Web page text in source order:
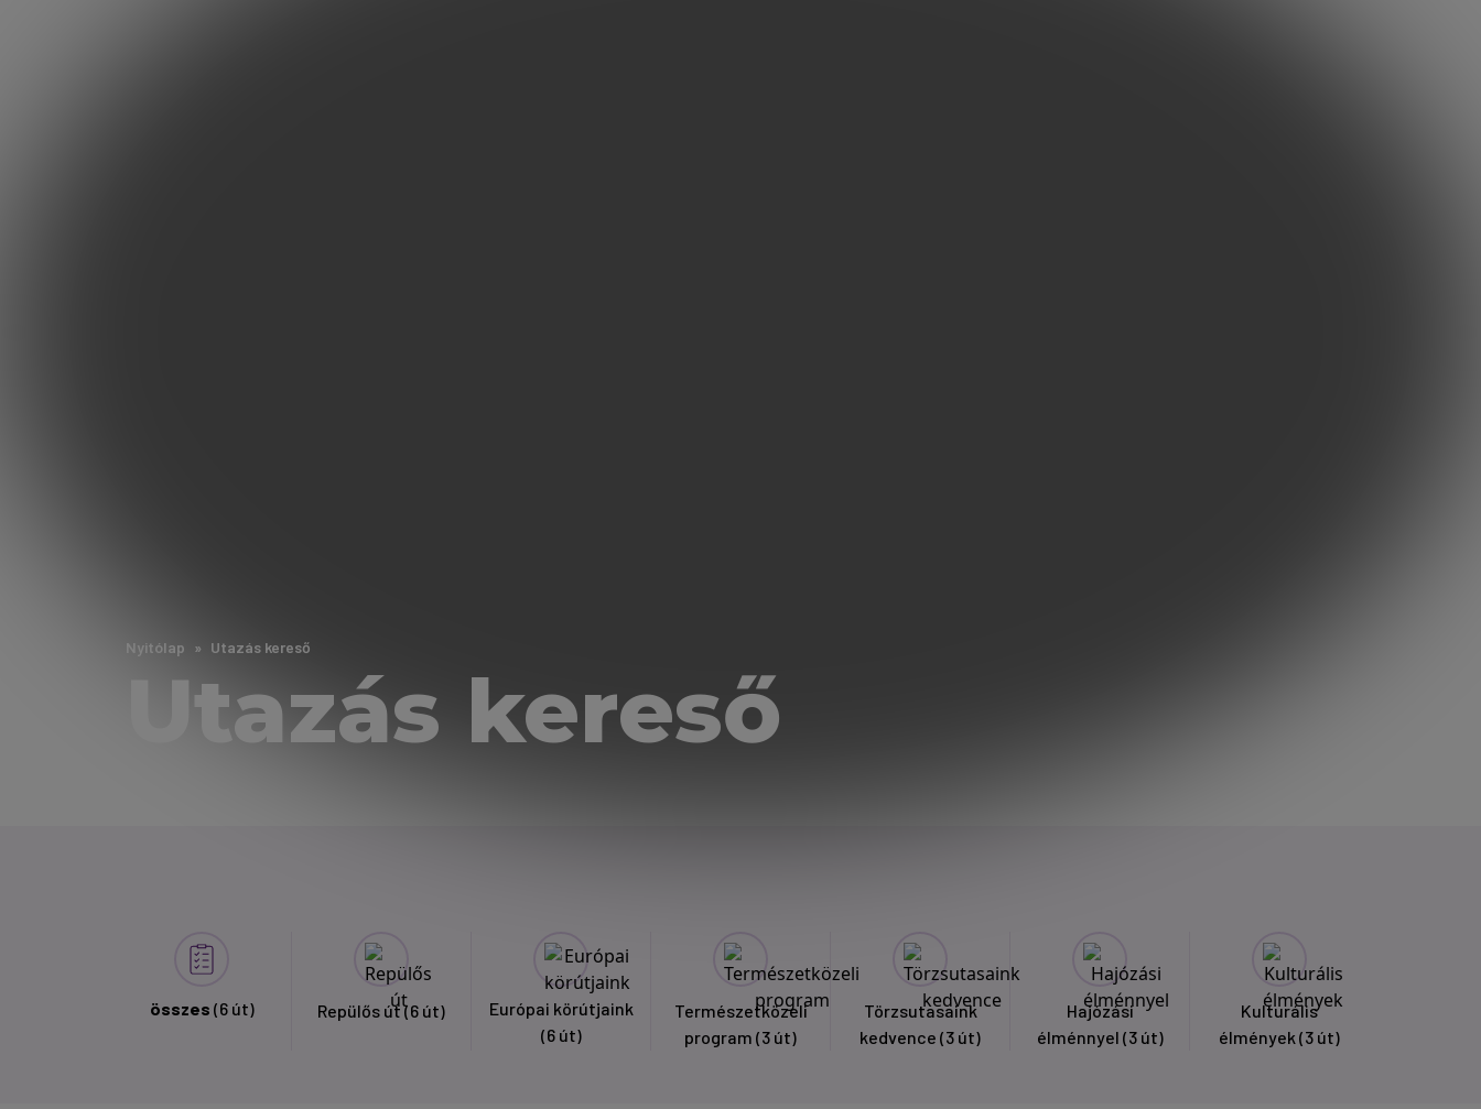
Nyitólap Utazás kereső
Utazás kereső
összes (6 út) Repülős út(6 út)
Európai körútjaink
(6 út)
Természetközeli
program (3 út)
Törzsutasaink
kedvence (3 út)
Hajózási
élménnyel (3 út)
Kulturális
élmények (3 út)